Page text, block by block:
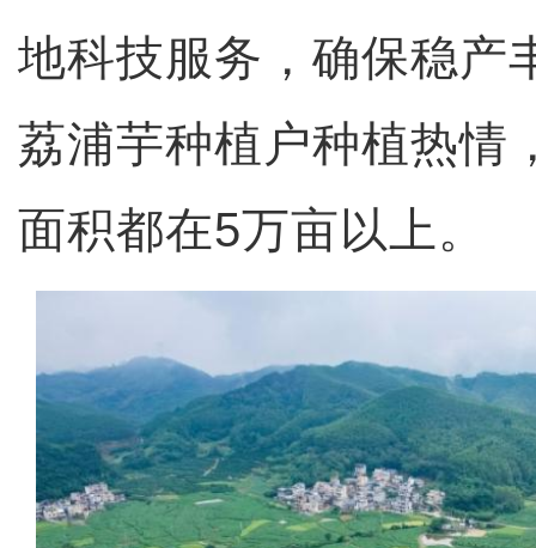
地科技服务，确保稳产
荔浦芋种植户种植热情
面积都在5万亩以上。